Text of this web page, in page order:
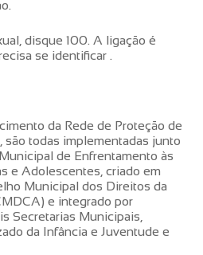
disque 100. A ligação é
se identificar .
da Rede de Proteção de
são todas implementadas junto
de Enfrentamento às
e Adolescentes, criado em
Municipal dos Direitos da
e integrado por
Secretarias Municipais,
da Infância e Juventude e